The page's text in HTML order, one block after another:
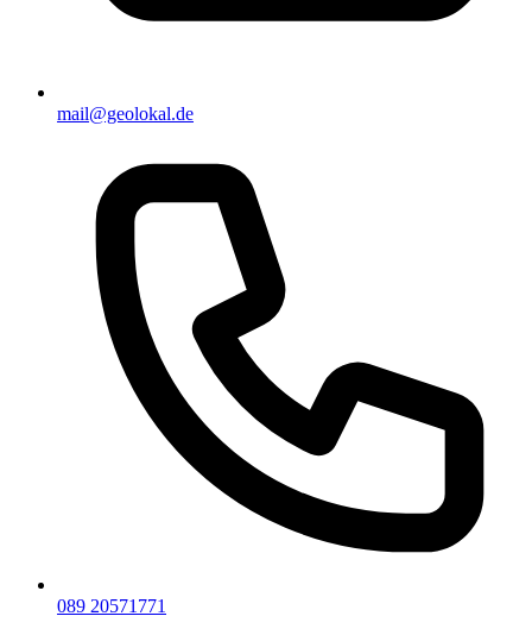
mail@geolokal.de
089 20571771